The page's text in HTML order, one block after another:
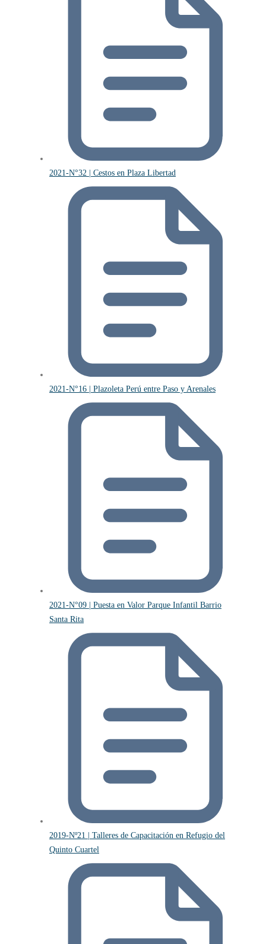
2021-N°32 | Cestos en Plaza Libertad
2021-N°16 | Plazoleta Perú entre Paso y Arenales
2021-N°09 | Puesta en Valor Parque Infantil Barrio
Santa Rita
2019-Nº21 | Talleres de Capacitación en Refugio del
Quinto Cuartel